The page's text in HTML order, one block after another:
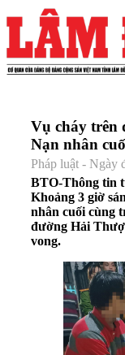
Vụ cháy trên
Nạn nhân
Pháp luật - Ngày
BTO-Thông tin
Khoảng 3 giờ
nhân cuối cùng
đường Hải
vong.